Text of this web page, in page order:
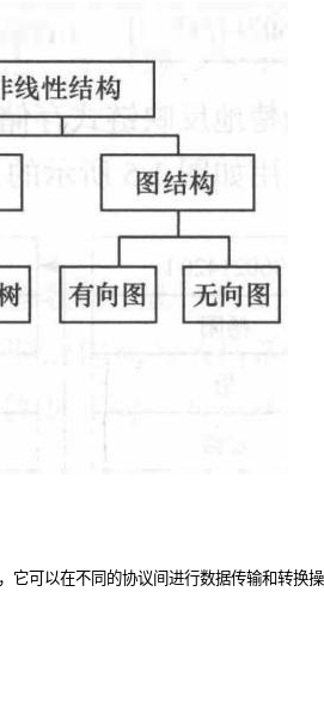
它可以在不同的协议间进行数据传输和转换